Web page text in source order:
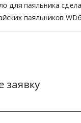
для паяльника
паяльников
заявку